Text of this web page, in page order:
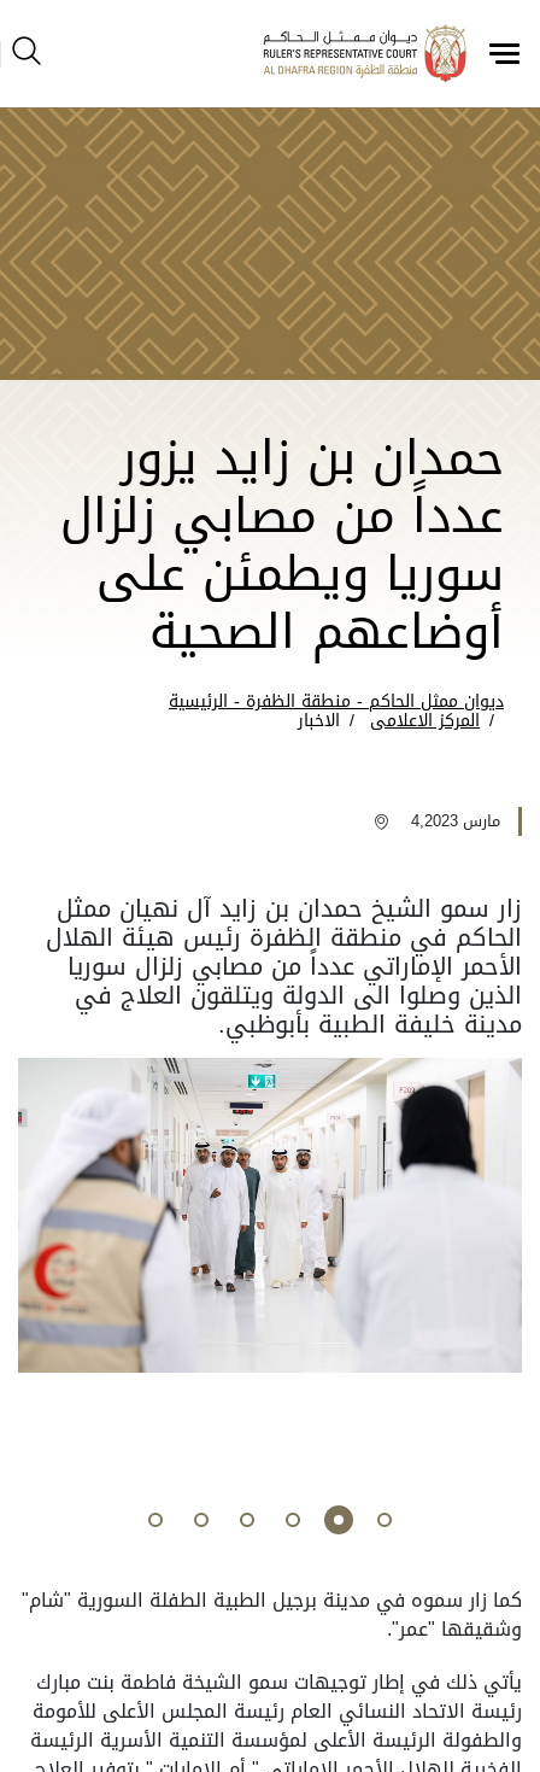
حمدان بن زايد يزور
عدداً من مصابي زلزال
سوريا ويطمئن على
أوضاعهم الصحية
ديوان ممثل الحاكم - منطقة الظفرة - الرئيسية
المركز الاعلامى الاخبار
مارس 4,2023
زار سمو الشيخ حمدان بن زايد آل نهيان ممثل
الحاكم في منطقة الظفرة رئيس هيئة الهلال
الأحمر الإماراتي عدداً من مصابي زلزال سوريا
الذين وصلوا الى الدولة ويتلقون العلاج في
مدينة خليفة الطبية بأبوظبي.
كما زار سموه في مدينة برجيل الطبية الطفلة السورية "شام"
وشقيقها "عمر".
يأتي ذلك في إطار توجيهات سمو الشيخة فاطمة بنت مبارك
رئيسة الاتحاد النسائي العام رئيسة المجلس الأعلى للأمومة
والطفولة الرئيسة الأعلى لمؤسسة التنمية الأسرية الرئيسة